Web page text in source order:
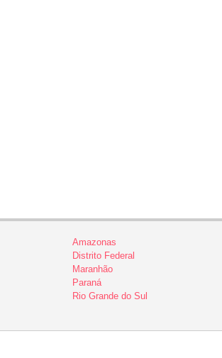
Amazonas
Distrito Federal
Maranhão
Paraná
Rio Grande do Sul